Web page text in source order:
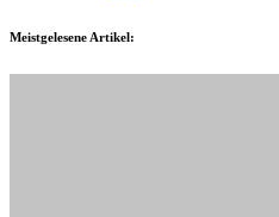
Meistgelesene Artikel: